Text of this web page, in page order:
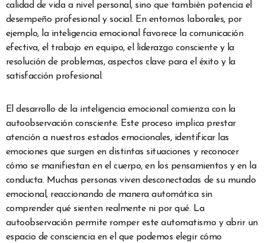
calidad de vida a nivel personal, sino que también potencia el
desempeño profesional y social. En entornos laborales, por
ejemplo, la inteligencia emocional favorece la comunicación
efectiva, el trabajo en equipo, el liderazgo consciente y la
resolución de problemas, aspectos clave para el éxito y la
satisfacción profesional.
El desarrollo de la inteligencia emocional comienza con la
autoobservación consciente. Este proceso implica prestar
atención a nuestros estados emocionales, identificar las
emociones que surgen en distintas situaciones y reconocer
cómo se manifiestan en el cuerpo, en los pensamientos y en la
conducta. Muchas personas viven desconectadas de su mundo
emocional, reaccionando de manera automática sin
comprender qué sienten realmente ni por qué. La
autoobservación permite romper este automatismo y abrir un
espacio de consciencia en el que podemos elegir cómo